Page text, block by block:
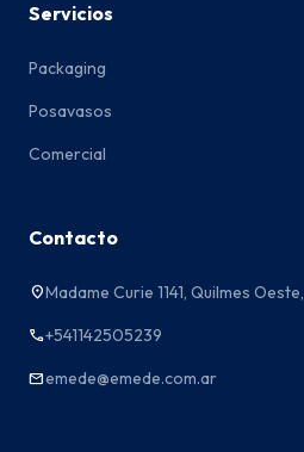
Servicios
Packaging
Posavasos
Comercial
Contacto
location_onMadame Curie 1141, Quilmes
phone+541142505239
emailemede@emede.com.ar